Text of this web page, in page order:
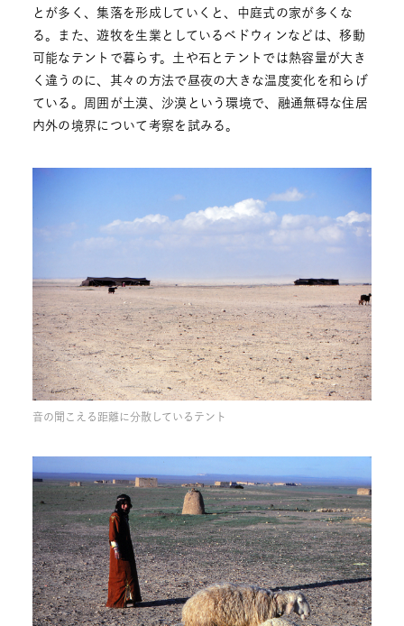
とが多く、集落を形成していくと、中庭式の家が多くな
る。また、遊牧を生業としているベドウィンなどは、移動
可能なテントで暮らす。土や石とテントでは熱容量が大き
く違うのに、其々の方法で昼夜の大きな温度変化を和らげ
ている。周囲が土漠、沙漠という環境で、融通無碍な住居
内外の境界について考察を試みる。
音の聞こえる距離に分散しているテント